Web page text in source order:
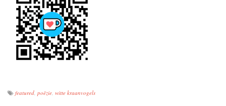
featured, poëzie, witte kraanvogels